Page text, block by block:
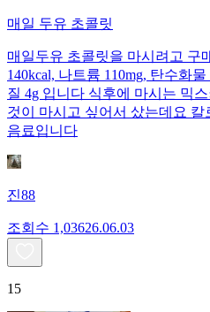
매일 두유 초콜릿
매일두유 초콜릿을 마시려고 구
140kcal, 나트륨 110mg, 탄수화
질 4g 입니다 식후에 마시는 믹
것이 마시고 싶어서 샀는데요
음료입니다
진88
조회수 1,03626.06.03
15